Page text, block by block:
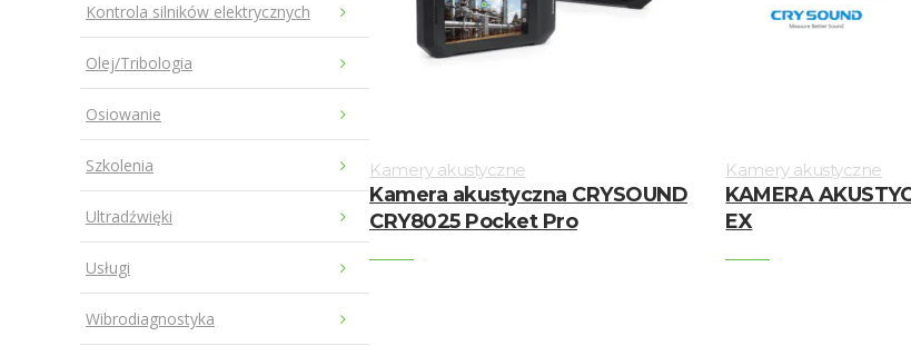
Kontrola silników elektrycznych
Olej/Tribologia
Osiowanie
Szkolenia
Ultradźwięki
Usługi
Wibrodiagnostyka
Kamery akustyczne
Kamera akustyczna CRYSOUND
CRY8025 Pocket Pro
Kamery akustyczne
KAMERA
EX